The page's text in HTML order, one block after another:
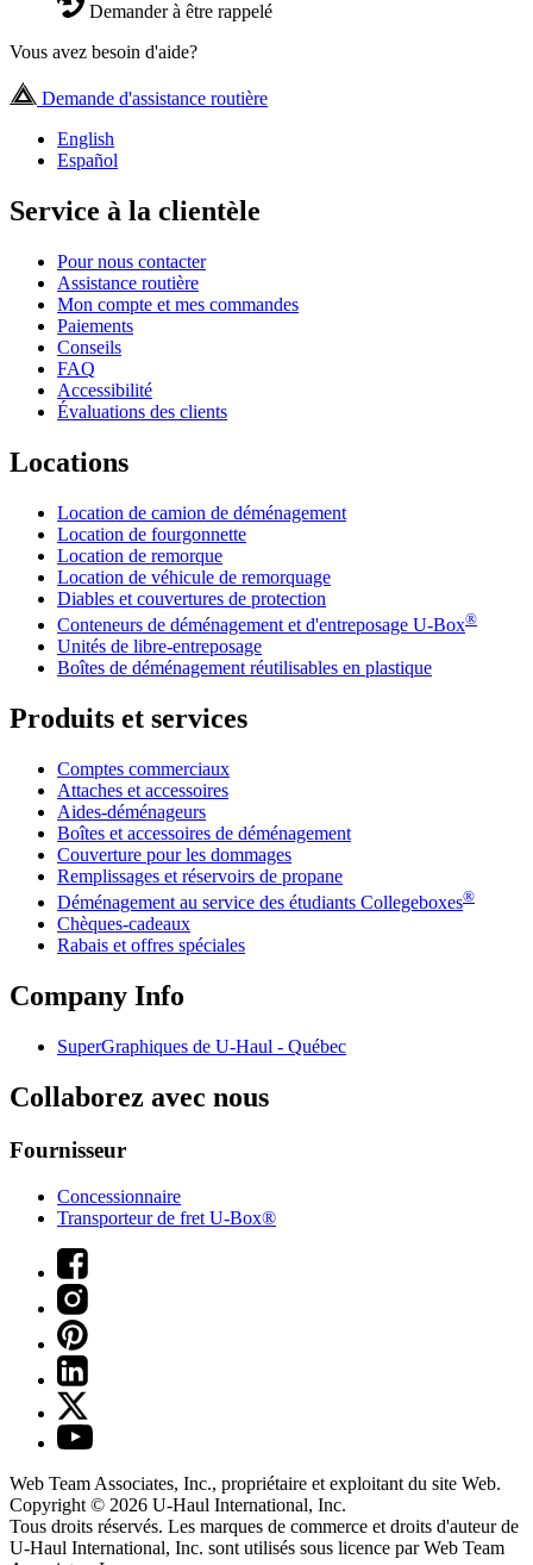
Demander à être rappelé
Vous avez besoin d'aide?
Demande d'assistance routière
English
Español
Service à la clientèle
Pour nous contacter
Assistance routière
Mon compte et mes commandes
Paiements
Conseils
FAQ
Accessibilité
Évaluations des clients
Locations
Location de camion de déménagement
Location de fourgonnette
Location de remorque
Location de véhicule de remorquage
Diables et couvertures de protection
Conteneurs de déménagement et d'entreposage U-Box®
Unités de libre-entreposage
Boîtes de déménagement réutilisables en plastique
Produits et services
Comptes commerciaux
Attaches et accessoires
Aides-déménageurs
Boîtes et accessoires de déménagement
Couverture pour les dommages
Remplissages et réservoirs de propane
Déménagement au service des étudiants Collegeboxes®
Chèques-cadeaux
Rabais et offres spéciales
Company Info
SuperGraphiques de U-Haul - Québec
Collaborez avec nous
Fournisseur
Concessionnaire
Transporteur de fret U-Box®
Web Team Associates, Inc., propriétaire et exploitant du site Web.
Copyright © 2026 U-Haul International, Inc.
Tous droits réservés. Les marques de commerce et droits d'auteur de
U-Haul International, Inc. sont utilisés sous licence par Web Team